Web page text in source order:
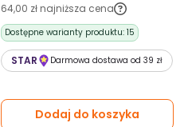
64,00 zł najniższa cena
Dostępne warianty produktu: 15
STAR Darmowa dostawa od 39 zł
Dodaj do koszyka